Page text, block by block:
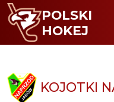
POLSKI
HOKEJ
KOJOTKI